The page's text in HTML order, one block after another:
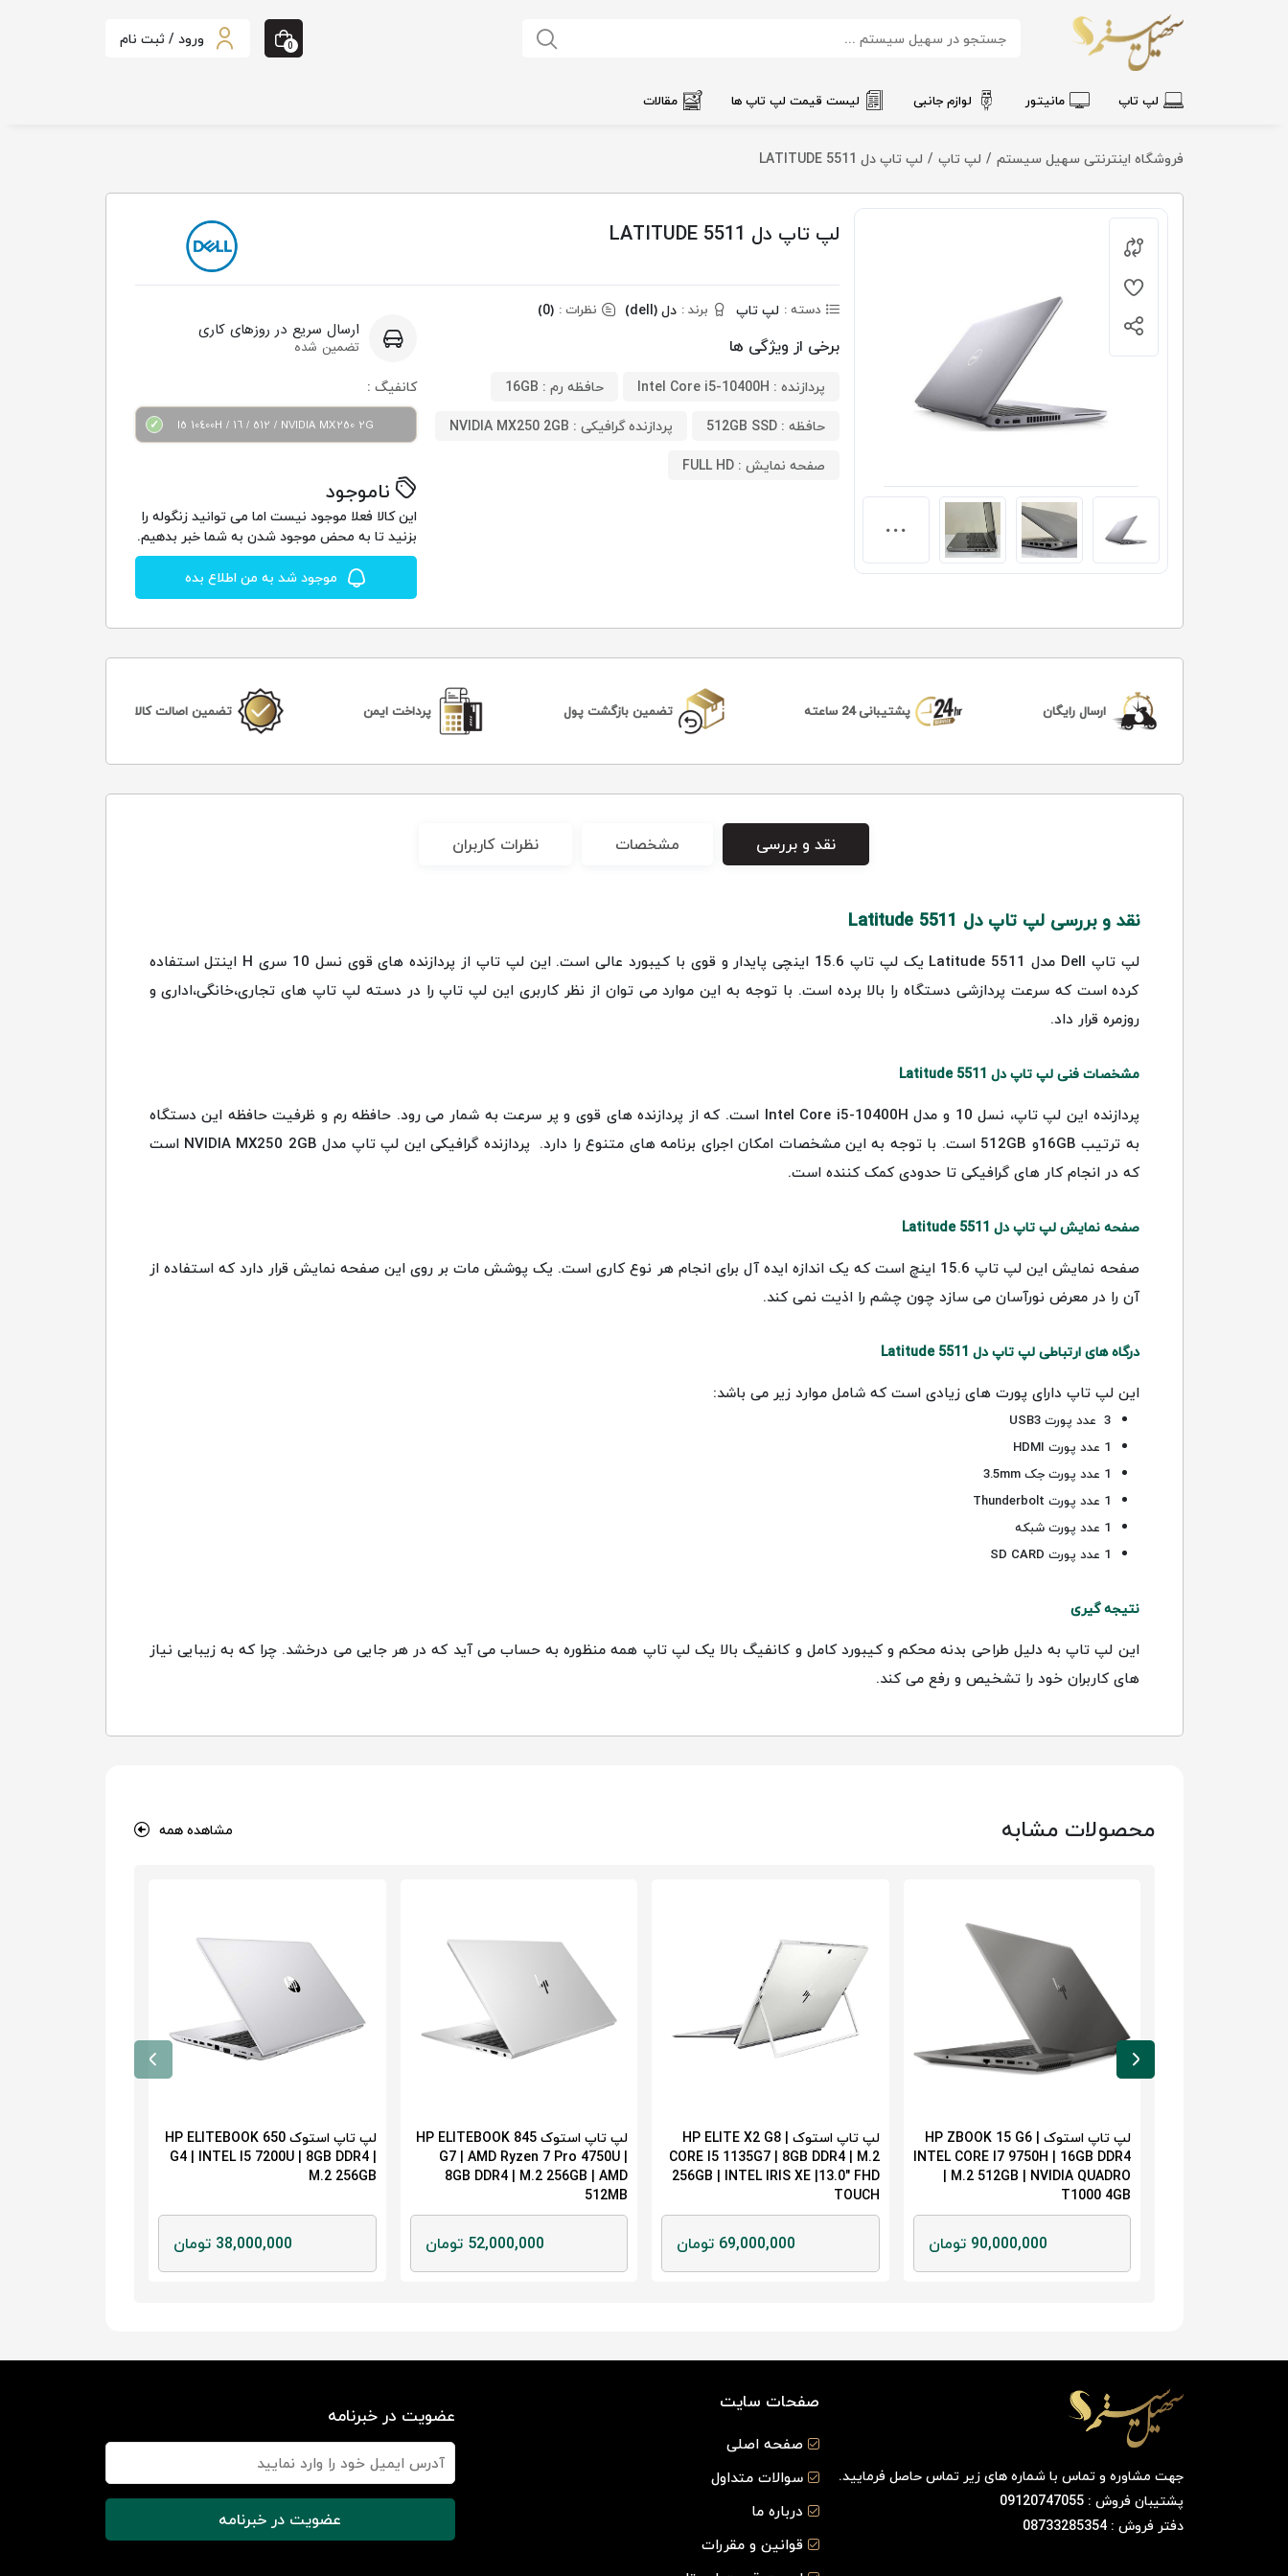
0 ورود / ثبت نام
لپ تاپ مانیتور لوازم جانبی لیست قیمت لپ تاپ ها مقالات
فروشگاه اینترنتی سهیل سیستم لپ تاپ لپ تاپ دل LATITUDE 5511
لپ تاپ دل LATITUDE 5511
دسته : لپ تاپ برند : دل (dell) نظرات : (0)
برخی از ویژگی ها
پردازنده : Intel Core i5-10400H
حافظه رم : 16GB
حافظه : 512GB SSD
پردازنده گرافیکی : NVIDIA MX250 2GB
صفحه نمایش : FULL HD
ارسال سریع در روزهای کاری
تضمین شده
کانفیگ :
I5 10400H / 16 / 512 / NVIDIA MX250 2G
ناموجود
این کالا فعلا موجود نیست اما می توانید زنگوله را
بزنید تا به محض موجود شدن به شما خبر بدهیم.
موجود شد به من اطلاع بده
ارسال رایگان پشتیبانی 24 ساعته تضمین بازگشت پول پرداخت ایمن تضمین اصالت کالا
نقد و بررسی مشخصات نظرات کاربران
نقد و بررسی لپ تاپ دل Latitude 5511
لپ تاپ Dell مدل Latitude 5511 یک لپ تاپ 15.6 اینچی پایدار و قوی با کیبورد عالی است. این لپ تاپ از پردازنده های قوی نسل 10 سری H اینتل استفاده
کرده است که سرعت پردازشی دستگاه را بالا برده است. با توجه به این موارد می توان از نظر کاربری این لپ تاپ‌ را در دسته لپ تاپ های تجاری،خانگی،اداری و
روزمره قرار داد.
مشخصات فنی لپ تاپ دل Latitude 5511
پردازنده این لپ تاپ، نسل 10 و مدل Intel Core i5-10400H است. که از پردازنده های قوی و پر سرعت به شمار می رود. حافظه رم و ظرفیت حافظه این دستگاه
به ترتیب 16GBو 512GB است. با توجه به این مشخصات امکان اجرای برنامه های متنوع را دارد. پردازنده گرافیکی این لپ تاپ مدل NVIDIA MX250 2GB است
که در انجام کار های گرافیکی تا حدودی کمک کننده است.
صفحه نمایش لپ تاپ دل Latitude 5511
صفحه نمایش این لپ تاپ 15.6 اینچ است که یک اندازه ایده آل برای انجام هر نوع کاری است. یک پوشش مات بر روی این صفحه نمایش قرار دارد که استفاده از
آن را در معرض نورآسان می سازد چون چشم را اذیت نمی کند.
درگاه های ارتباطی لپ تاپ دل Latitude 5511
این لپ تاپ دارای پورت های زیادی است که شامل موارد زیر می باشد:
3 عدد پورت USB3
1 عدد پورت HDMI
1 عدد پورت جک 3.5mm
1 عدد پورت Thunderbolt
1 عدد پورت شبکه
1 عدد پورت SD CARD
نتیجه گیری
این لپ تاپ به دلیل طراحی بدنه محکم و کیبورد کامل و کانفیگ بالا یک لپ تاپ همه منظوره به حساب می آید که در هر جایی می درخشد. چرا که به زیبایی نیاز
های کاربران خود را تشخیص و رفع می کند.
محصولات مشابه مشاهده همه
لپ تاپ استوک HP ZBOOK 15 G6 |
INTEL CORE I7 9750H | 16GB DDR4
| M.2 512GB | NVIDIA QUADRO
T1000 4GB
90,000,000 تومان
لپ تاپ استوک HP ELITE X2 G8 |
CORE I5 1135G7 | 8GB DDR4 | M.2
256GB | INTEL IRIS XE |13.0" FHD
TOUCH
69,000,000 تومان
لپ تاپ استوک HP ELITEBOOK 845
G7 | AMD Ryzen 7 Pro 4750U |
8GB DDR4 | M.2 256GB | AMD
512MB
52,000,000 تومان
لپ تاپ استوک HP ELITEBOOK 650
G4 | INTEL I5 7200U | 8GB DDR4 |
M.2 256GB
38,000,000 تومان
جهت مشاوره و تماس با شماره های زیر تماس حاصل فرمایید.
پشتیبان فروش : 09120747055
دفتر فروش : 08733285354
صفحات سایت
صفحه اصلی
سوالات متداول
درباره ما
قوانین و مقررات
عضویت در خبرنامه
عضویت در خبرنامه